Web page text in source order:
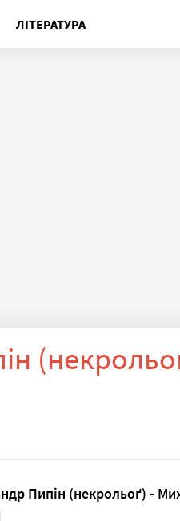
ЛІТЕРАТУРА
Пипін (некрольоґ) -